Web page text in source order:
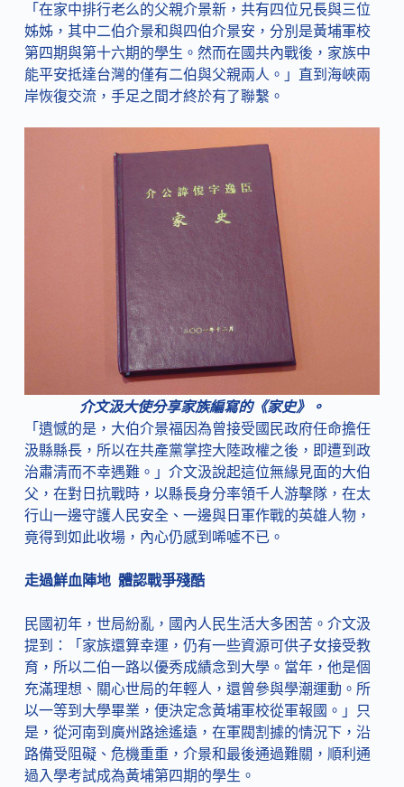
「在家中排行老么的父親介景新，共有四位兄長與三位
姊姊，其中二伯介景和與四伯介景安，分別是黃埔軍校
第四期與第十六期的學生。然而在國共內戰後，家族中
能平安抵達台灣的僅有二伯與父親兩人。」直到海峽兩
岸恢復交流，手足之間才終於有了聯繫。
介文汲大使分享家族編寫的《家史》。
「遺憾的是，大伯介景福因為曾接受國民政府任命擔任
汲縣縣長，所以在共產黨掌控大陸政權之後，即遭到政
治肅清而不幸遇難。」介文汲說起這位無緣見面的大伯
父，在對日抗戰時，以縣長身分率領千人游擊隊，在太
行山一邊守護人民安全、一邊與日軍作戰的英雄人物，
竟得到如此收場，內心仍感到唏噓不已。
走過鮮血陣地 體認戰爭殘酷
民國初年，世局紛亂，國內人民生活大多困苦。介文汲
提到：「家族還算幸運，仍有一些資源可供子女接受教
育，所以二伯一路以優秀成績念到大學。當年，他是個
充滿理想、關心世局的年輕人，還曾參與學潮運動。所
以一等到大學畢業，便決定念黃埔軍校從軍報國。」只
是，從河南到廣州路途遙遠，在軍閥割據的情況下，沿
路備受阻礙、危機重重，介景和最後通過難關，順利通
過入學考試成為黃埔第四期的學生。